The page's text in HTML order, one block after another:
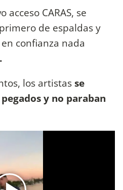
acceso CARAS, se
de espaldas y
confianza nada
los artistasse
y no paraban